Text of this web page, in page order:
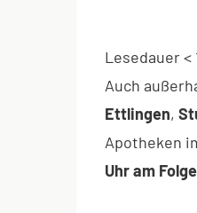
Lesedauer<
Auch
Ettlingen,
Apotheken
Uhr am